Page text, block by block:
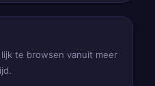
te browsen vanuit meer